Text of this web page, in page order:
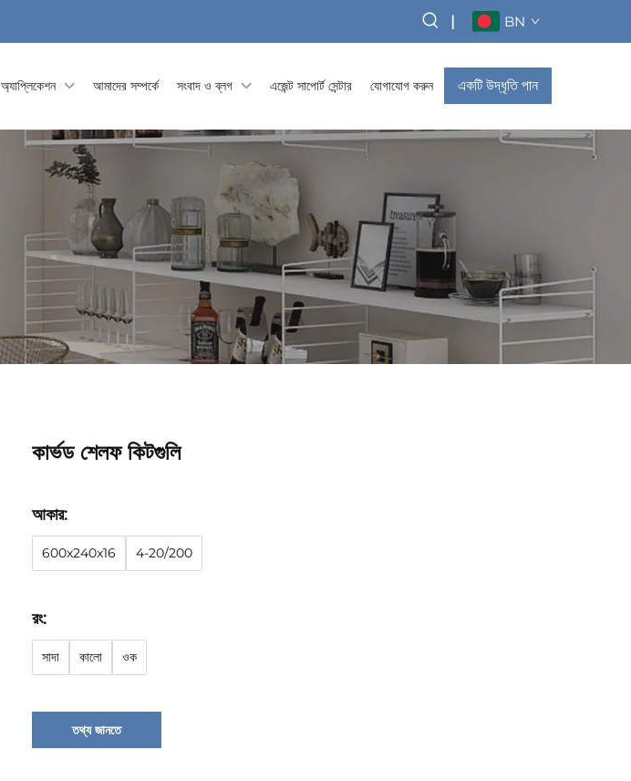
| BN
অ্যাপ্লিকেশন আমাদের সম্পর্কে সংবাদ ও ব্লগ এজেন্ট সাপোর্ট সেন্টার যোগাযোগ করুন একটি উদ্ধৃতি পান
কার্ভড শেলফ কিটগুলি
আকার:
600x240x16 4-20/200
রং:
সাদা কালো ওক
তথ্য জানতে